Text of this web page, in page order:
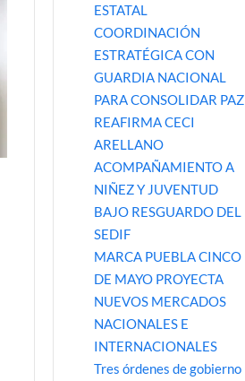
ESTATAL
COORDINACIÓN
ESTRATÉGICA CON
GUARDIA NACIONAL
PARA CONSOLIDAR PAZ
REAFIRMA CECI
ARELLANO
ACOMPAÑAMIENTO A
NIÑEZ Y JUVENTUD
BAJO RESGUARDO DEL
SEDIF
MARCA PUEBLA CINCO
DE MAYO PROYECTA
NUEVOS MERCADOS
NACIONALES E
INTERNACIONALES
Tres órdenes de gobierno